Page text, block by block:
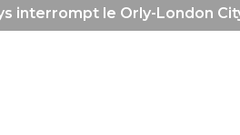
interrompt le Orly-London